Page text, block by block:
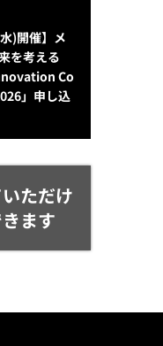
)開催】メ
を考える
Co
」申し込
ただけ
ます